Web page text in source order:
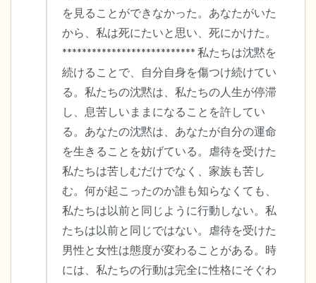
を見ることができなかった。あなたがいた
から、私は死にたいと思い、死にかけた。
*************************** 私たちは沈黙を
続けることで、自分自身を傷つけ続けてい
る。私たちの沈黙は、私たちの人生が停滞
し、息苦しいままになることを許してい
る。あなたの沈黙は、あなたが自分の運命
を生きることを妨げている。虐待を受けた
私たちは苦しむだけでなく、家族も苦し
む。何が起こったのか誰も知らなくても、
私たちは以前と同じように行動しない。私
たちは以前と同じではない。虐待を受けた
男性と女性は態度が変わることがある。時
には、私たちの行動は完全に性格にそぐわ